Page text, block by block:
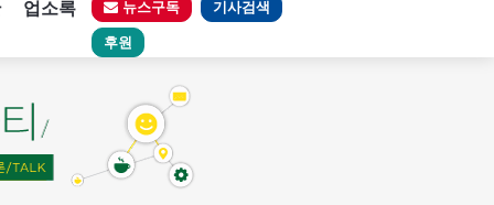
업소록 뉴스구독 기사검색
후원